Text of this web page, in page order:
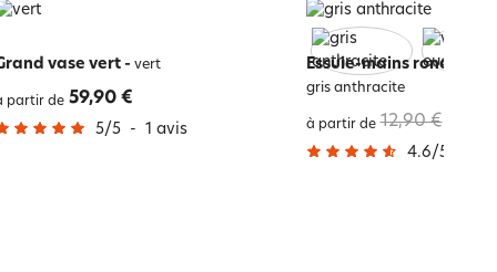
vase vert- vert
partir de 59,90 €
5/5 - 1 avis
Essuie-mains rond
gris anthracite
à partir de 12,90 €
4.6/5